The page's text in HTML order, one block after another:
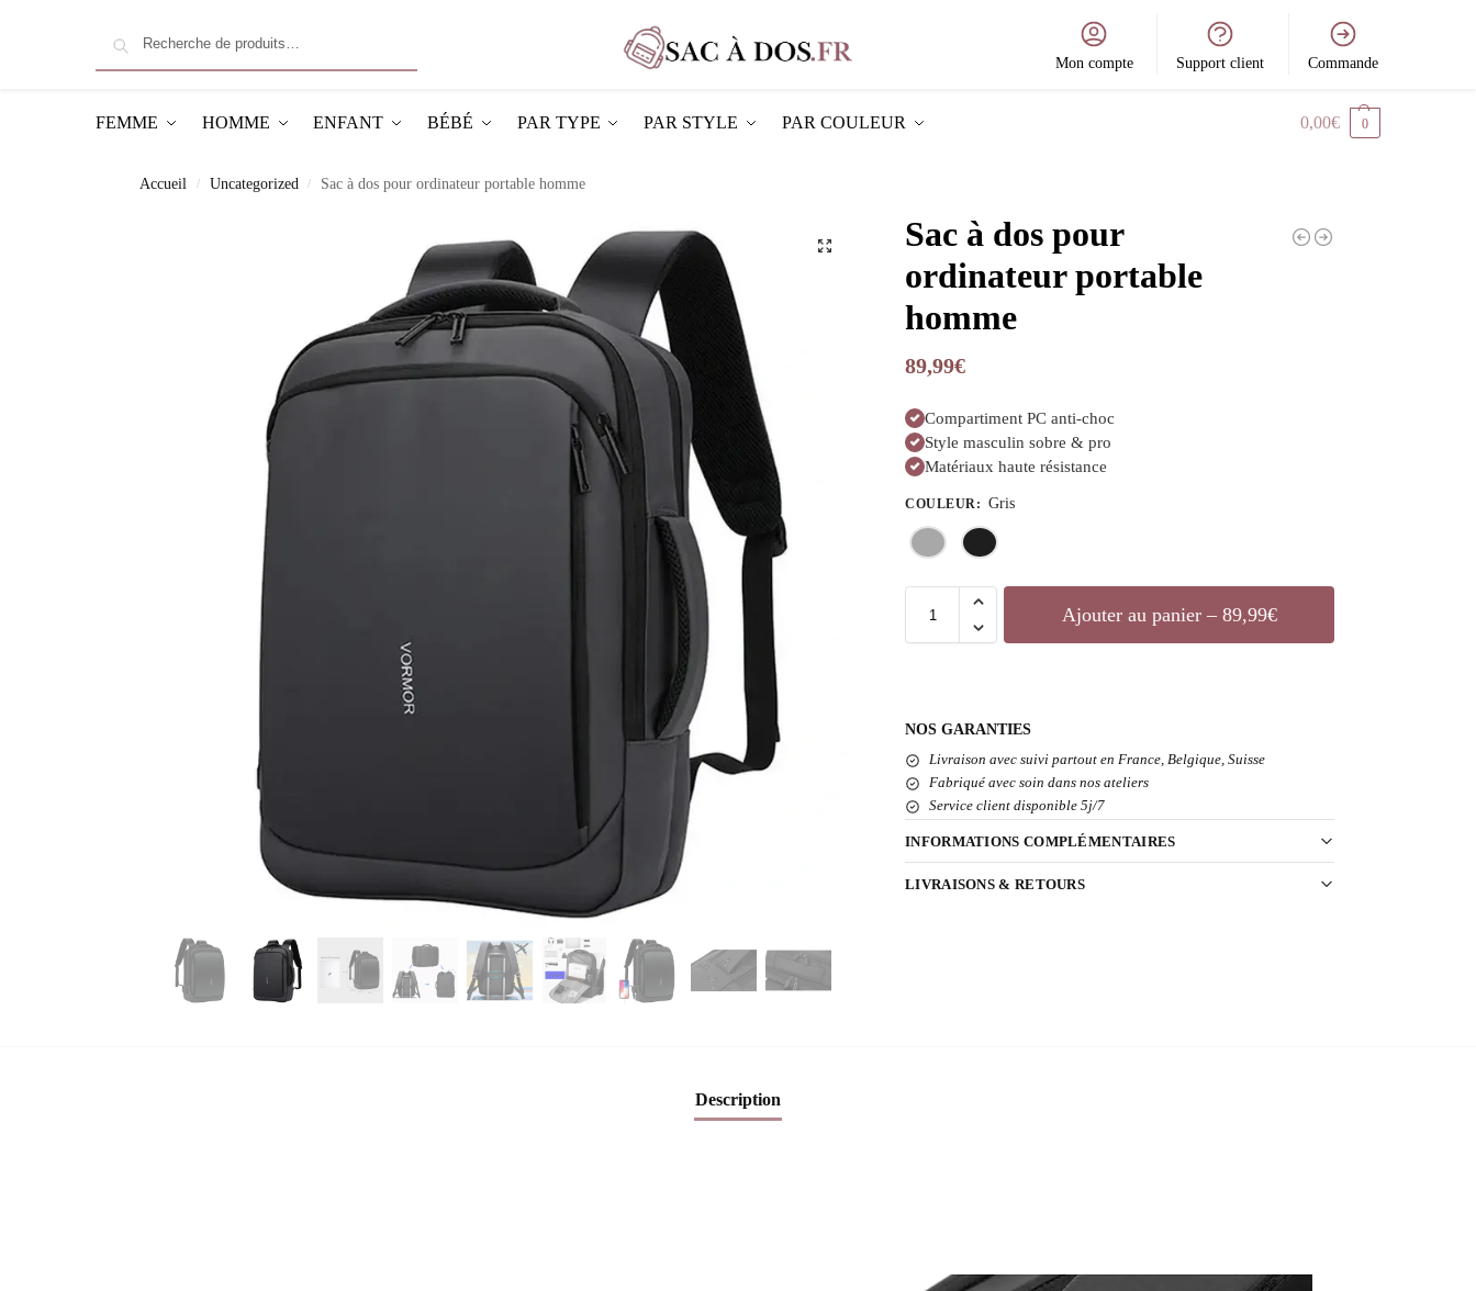
Mon compte Support client Commande
FEMME HOMME ENFANT BÉBÉ PAR TYPE PAR STYLE PAR COULEUR 0,00€ 0
Accueil / Uncategorized / Sac à dos pour ordinateur portable homme
Sac à dos pour
ordinateur portable
homme
89,99€
Compartiment PC anti-choc
Style masculin sobre & pro
Matériaux haute résistance
COULEUR: Gris
Ajouter au panier – 89,99€
NOS GARANTIES
Livraison avec suivi partout en France, Belgique, Suisse
Fabriqué avec soin dans nos ateliers
Service client disponible 5j/7
INFORMATIONS COMPLÉMENTAIRES
LIVRAISONS & RETOURS
Description